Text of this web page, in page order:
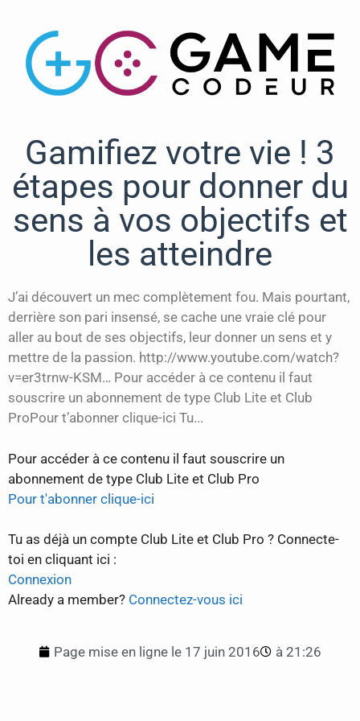
Gamifiez votre vie ! 3
étapes pour donner du
sens à vos objectifs et
les atteindre
J’ai découvert un mec complètement fou. Mais pourtant,
derrière son pari insensé, se cache une vraie clé pour
aller au bout de ses objectifs, leur donner un sens et y
mettre de la passion. http://www.youtube.com/watch?
v=er3trnw-KSM… Pour accéder à ce contenu il faut
souscrire un abonnement de type Club Lite et Club
ProPour t’abonner clique-ici Tu...
Pour accéder à ce contenu il faut souscrire un
abonnement de type Club Lite et Club Pro
Pour t'abonner clique-ici
Tu as déjà un compte Club Lite et Club Pro ? Connecte-
toi en cliquant ici :
Connexion
Already a member? Connectez-vous ici
Page mise en ligne le 17 juin 2016 à 21:26